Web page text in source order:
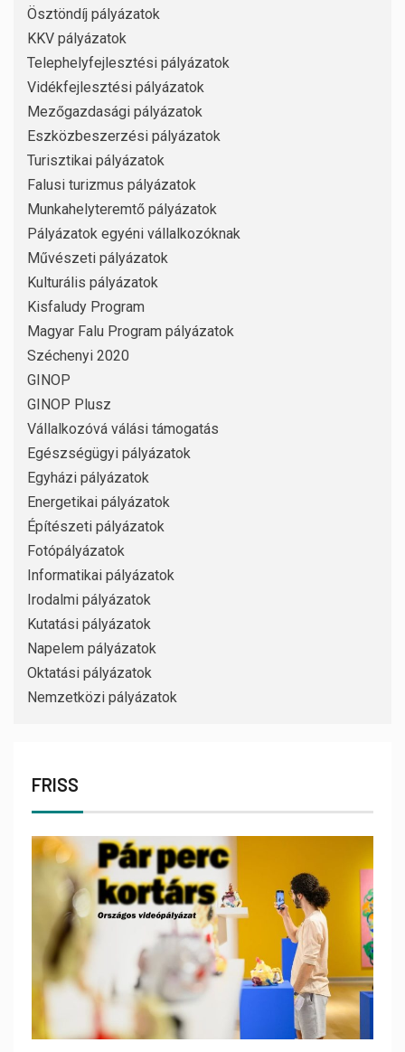
Ösztöndíj pályázatok
KKV pályázatok
Telephelyfejlesztési pályázatok
Vidékfejlesztési pályázatok
Mezőgazdasági pályázatok
Eszközbeszerzési pályázatok
Turisztikai pályázatok
Falusi turizmus pályázatok
Munkahelyteremtő pályázatok
Pályázatok egyéni vállalkozóknak
Művészeti pályázatok
Kulturális pályázatok
Kisfaludy Program
Magyar Falu Program pályázatok
Széchenyi 2020
GINOP
GINOP Plusz
Vállalkozóvá válási támogatás
Egészségügyi pályázatok
Egyházi pályázatok
Energetikai pályázatok
Építészeti pályázatok
Fotópályázatok
Informatikai pályázatok
Irodalmi pályázatok
Kutatási pályázatok
Napelem pályázatok
Oktatási pályázatok
Nemzetközi pályázatok
FRISS